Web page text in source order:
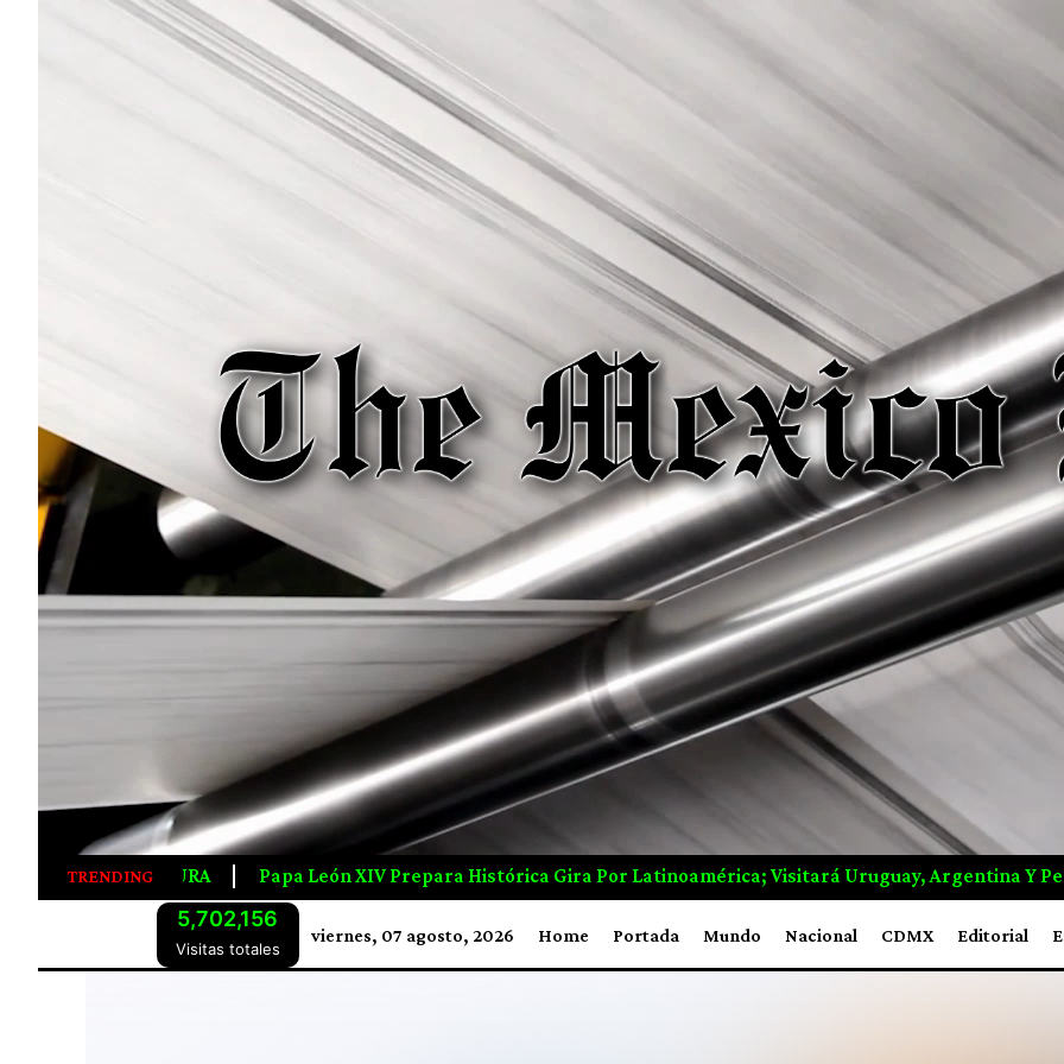
TRENDING
Prepara Histórica Gira Por Latinoamérica; Visitará Uruguay, Argentina Y Perú Grecia Logra Controlar Incendio
Visitas totales
5,702,156
viernes, 07 agosto, 2026 Home Portada Mundo Nacional CDMX Editorial